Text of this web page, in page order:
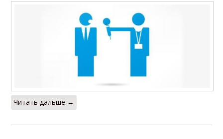
Читать дальше →